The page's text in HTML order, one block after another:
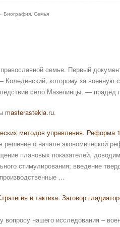
Биография. Семья
семье. Первый
которому за военную
село Мазепинцы, —
masterastekla.ru.
методов управления. Реформа
решение о начале экономической
плановых показателей,
стимулирования; введение
...
и тактика. Заговор
нашего исследования –